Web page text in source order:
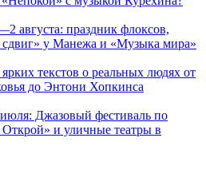
августа: праздник флоксов,
у Манежа и «Музыка мира»
текстов о реальных людях от
до Энтони Хопкинса
Джазовый фестиваль по
и уличные театры в